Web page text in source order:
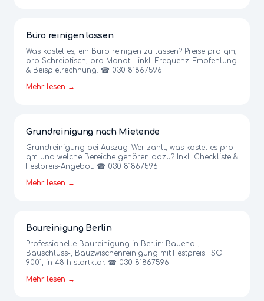
Büro reinigen lassen
Was kostet es, ein Büro reinigen zu lassen? Preise pro qm,
pro Schreibtisch, pro Monat – inkl. Frequenz-Empfehlung
& Beispielrechnung. ☎ 030 81867596
Mehr lesen →
Grundreinigung nach Mietende
Grundreinigung bei Auszug: Wer zahlt, was kostet es pro
qm und welche Bereiche gehören dazu? Inkl. Checkliste &
Festpreis-Angebot. ☎ 030 81867596
Mehr lesen →
Baureinigung Berlin
Professionelle Baureinigung in Berlin: Bauend-,
Bauschluss-, Bauzwischenreinigung mit Festpreis. ISO
9001, in 48 h startklar. ☎ 030 81867596
Mehr lesen →